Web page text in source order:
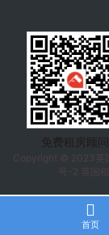
免费租房顾问
Copyright © 2023 英
号-2 英国
首页